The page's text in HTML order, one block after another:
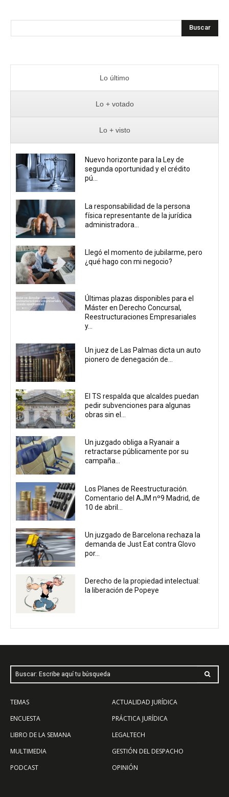
Buscar
Lo último
Lo + votado
Lo + visto
Nuevo horizonte para la Ley de
segunda oportunidad y el crédito
pú...
La responsabilidad de la persona
física representante de la jurídica
administradora...
Llegó el momento de jubilarme, pero
¿qué hago con mi negocio?
Últimas plazas disponibles para el
Máster en Derecho Concursal,
Reestructuraciones Empresariales
y...
Un juez de Las Palmas dicta un auto
pionero de denegación de...
El TS respalda que alcaldes puedan
pedir subvenciones para algunas
obras sin el...
Un juzgado obliga a Ryanair a
retractarse públicamente por su
campaña...
Los Planes de Reestructuración.
Comentario del AJM nº9 Madrid, de
10 de abril...
Un juzgado de Barcelona rechaza la
demanda de Just Eat contra Glovo
por...
Derecho de la propiedad intelectual:
la liberación de Popeye
Buscar: Escribe aquí tu búsqueda
TEMAS
ENCUESTA
LIBRO DE LA SEMANA
MULTIMEDIA
PODCAST
ACTUALIDAD JURÍDICA
PRÁCTICA JURÍDICA
LEGALTECH
GESTIÓN DEL DESPACHO
OPINIÓN